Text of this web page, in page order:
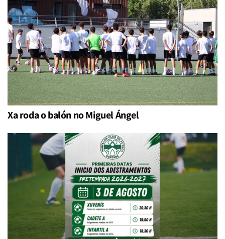
Xa roda o balón no Miguel Ángel